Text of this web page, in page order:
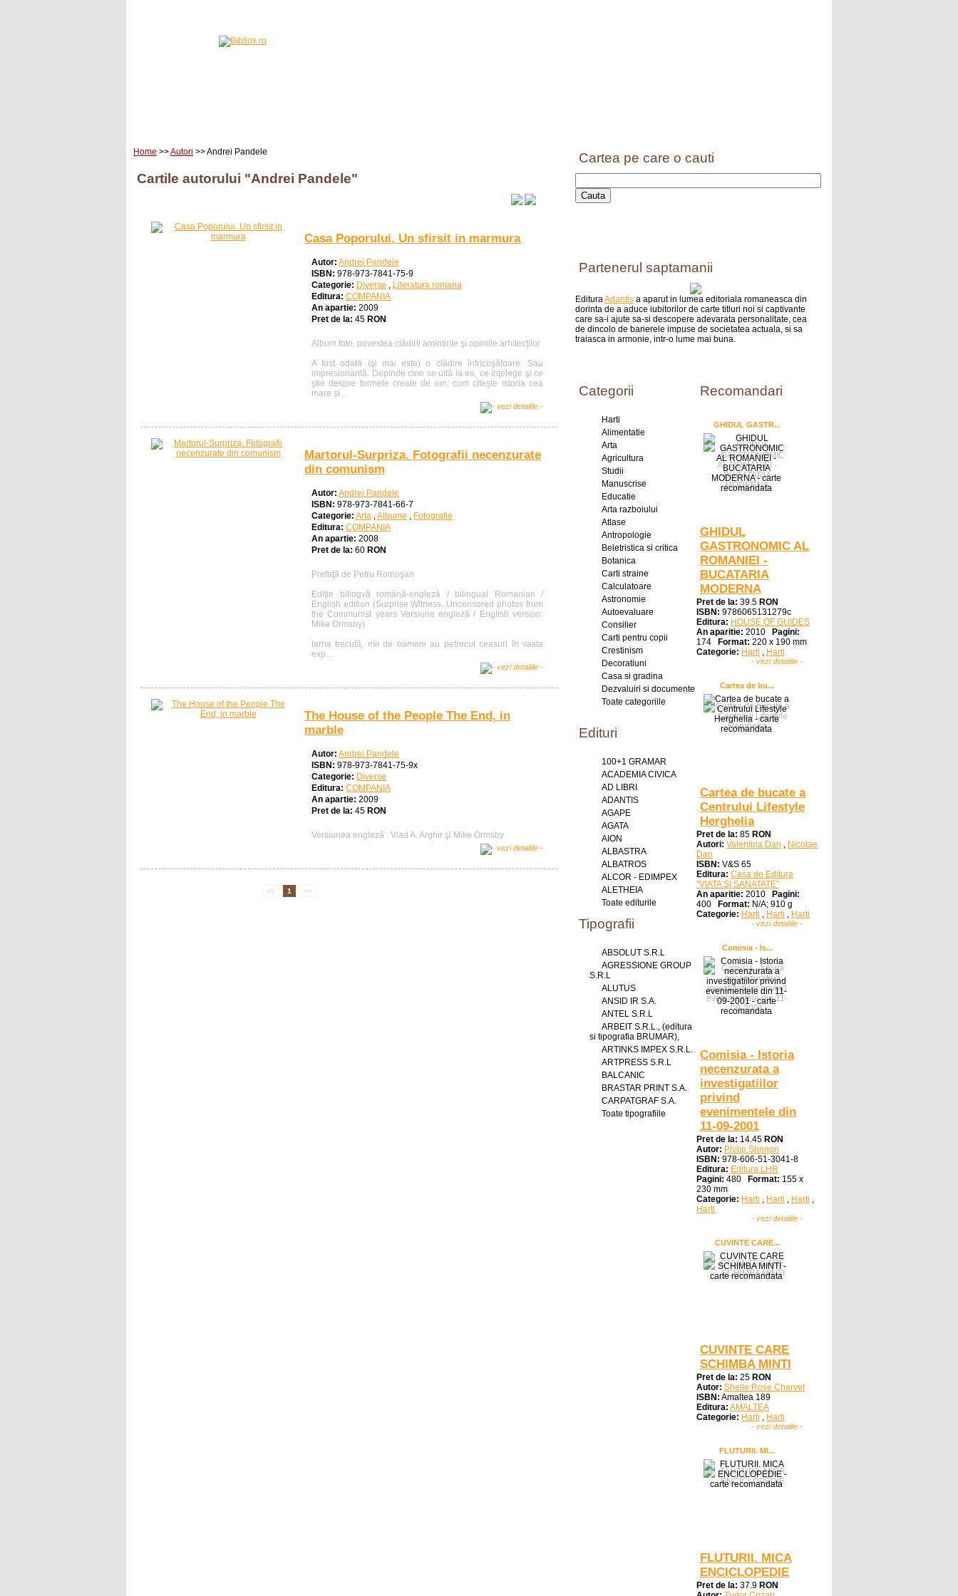
Home >>Autori >> Andrei Pandele
Cartile autorului "Andrei Pandele"
Casa Poporului. Un sfirsit in marmura
Autor: Andrei Pandele
ISBN: 978-973-7841-75-9
Categorie: Diverse , Literatura romana
Editura: COMPANIA
An apartie: 2009
Pret de la: 45 RON
Album foto, povestea clădirii amintirile şi opiniile arhitecţilor
A fost odată (şi mai este) o clădire înfricoşătoare. Sau
impresionantă. Depinde cine se uită la ea, ce înţelege şi ce
ştie despre formele create de om, cum citeşte istoria cea
mare şi...
Martorul-Surpriza. Fotografii necenzurate
din comunism
Autor: Andrei Pandele
ISBN: 978-973-7841-66-7
Categorie: Arta ,Albume , Fotografie
Editura: COMPANIA
An apartie: 2008
Pret de la: 60 RON
Prefaţă de Petru Romoşan
Ediţie bilingvă română-engleză / bilingual Romanian /
English edition (Surprise Witness. Uncensored photos from
the Communist years Versiune engleză / English version:
Mike Ormsby)
Iarna trecută, mii de oameni au petrecut ceasuri în vasta
exp...
The House of the People The End, in
marble
Autor: Andrei Pandele
ISBN: 978-973-7841-75-9x
Categorie: Diverse
Editura: COMPANIA
An apartie: 2009
Pret de la: 45 RON
Versiunea engleză : Vlad A. Arghir şi Mike Ormsby
<< 1 >>
Cartea pe care o cauti
Partenerul saptamanii
EdituraAdantis a aparut in lumea editoriala romaneasca din
dorinta de a aduce iubitorilor de carte titluri noi si captivante
care sa-i ajute sa-si descopere adevarata personalitate, cea
de dincolo de barierele impuse de societatea actuala, si sa
traiasca in armonie, intr-o lume mai buna.
Categorii
Harti
Alimentatie
Arta
Agricultura
Studii
Manuscrise
Educatie
Arta razboiului
Atlase
Antropologie
Beletristica si critica
Botanica
Carti straine
Calculatoare
Astronomie
Autoevaluare
Consilier
Carti pentru copii
Crestinism
Decoratiuni
Casa si gradina
Dezvaluiri si documente
Toate categoriile
Edituri
100+1 GRAMAR
ACADEMIA CIVICA
AD LIBRI
ADANTIS
AGAPE
AGATA
AION
ALBASTRA
ALBATROS
ALCOR - EDIMPEX
ALETHEIA
Toate editurile
Tipografii
ABSOLUT S.R.L
AGRESSIONE GROUP
S.R.L
ALUTUS
ANSID IR S.A.
ANTEL S.R.L
ARBEIT S.R.L., (editura
si tipografia BRUMAR),
ARTINKS IMPEX S.R.L.
ARTPRESS S.R.L
BALCANIC
BRASTAR PRINT S.A.
CARPATGRAF S.A.
Toate tipografiile
Recomandari
GHIDUL GASTR...
GHIDUL
GASTRONOMIC AL
ROMANIEI -
BUCATARIA
MODERNA
Pret de la: 39.5 RON
ISBN: 9786065131279c
Editura: HOUSE OF GUIDES
An aparitie: 2010
Pagini:
174
Format: 220 x 190 mm
Categorie: Harti , Harti
- vezi detaliile -
Cartea de bu...
Cartea de bucate a
Centrului Lifestyle
Herghelia
Pret de la: 85 RON
Autori: Valentina Dan , Nicolae
Dan
ISBN: V&S 65
Editura: Casa de Editura
"VIATA SI SANATATE"
An aparitie: 2010
Pagini:
400
Format: N/A; 910 g
Categorie: Harti , Harti , Harti
- vezi detaliile -
Comisia - Is...
Comisia - Istoria
necenzurata a
investigatiilor
privind
evenimentele din
11-09-2001
Pret de la: 14.45 RON
Autor: Philip Shenon
ISBN: 978-606-51-3041-8
Editura: Editura LHR
Pagini: 480 Format: 155 x
230 mm
Categorie: Harti , Harti , Harti ,
Harti
- vezi detaliile -
CUVINTE CARE...
CUVINTE CARE
SCHIMBA MINTI
Pret de la: 25 RON
Autor: Shelle Rose Charvet
ISBN: Amaltea 189
Editura: AMALTEA
Categorie: Harti , Harti
- vezi detaliile -
FLUTURII. MI...
FLUTURII. MICA
ENCICLOPEDIE
Pret de la: 37.9 RON